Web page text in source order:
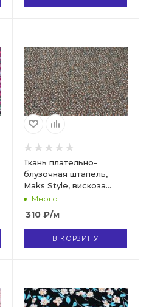
Ткань плательно-
блузочная штапель,
Maks Style, вискоза
100%, цвет ткани
коричневый, цветочный
принт, арт. MS- 2201 D-
19
Много
310 ₽/м
В КОРЗИНУ